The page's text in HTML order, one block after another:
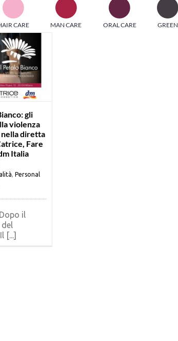
pool di società di comunicazione
b2b. Edizioni Turbo, in
verticali, fornisce strumenti di
nei settori beauty, food,
Down
CARE MAN CARE ORAL CARE GREEN
Il Petalo Bianco: gli
effetti della
violenza di genere
nella diretta social
di Catrice, Fare x
Bene e dm Italia
gli
violenza
diretta
Fare
Italia
Personal
il
[...]